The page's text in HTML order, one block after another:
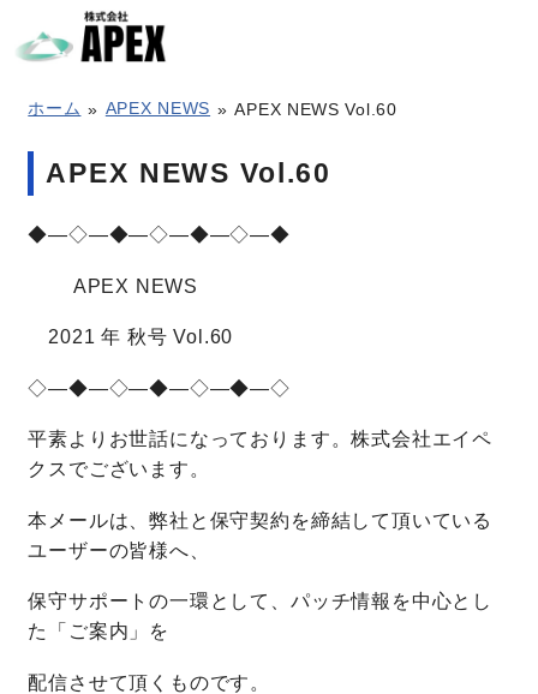
会社案内
保守・サポート
採用案内
お知らせ
お問い合わせ
ホーム APEX NEWS APEX NEWS Vol.60
APEX NEWS Vol.60
◆―◇―◆―◇―◆―◇―◆
APEX NEWS
2021 年 秋号 Vol.60
◇―◆―◇―◆―◇―◆―◇
平素よりお世話になっております。株式会社エイペ
クスでございます。
本メールは、弊社と保守契約を締結して頂いている
ユーザーの皆様へ、
保守サポートの一環として、パッチ情報を中心とし
た「ご案内」を
配信させて頂くものです。